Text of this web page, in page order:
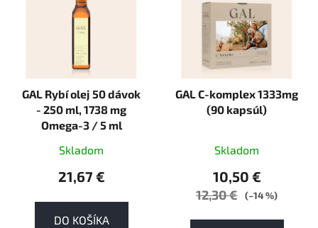
GAL Rybí olej 50 dávok
- 250 ml, 1738 mg
Omega-3 / 5 ml
Skladom
21,67 €
DO KOŠÍKA
GAL C-komplex 1333mg
(90 kapsúl)
Skladom
10,50 €
12,30 € (–14 %)